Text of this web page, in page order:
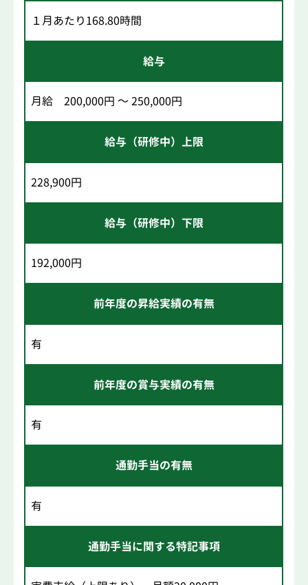
１月あたり168.80時間
給与
月給 200,000円 ～ 250,000円
給与（研修中）上限
228,900円
給与（研修中）下限
192,000円
前年度の昇給実績の有無
有
前年度の賞与実績の有無
有
通勤手当の有無
有
通勤手当に関する特記事項